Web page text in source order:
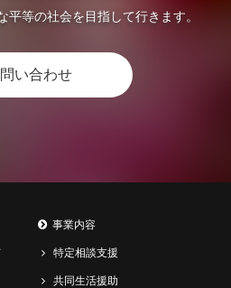
平等の社会を目指して行きます。
い合わせ
事業内容
特定相談支援
共同生活援助